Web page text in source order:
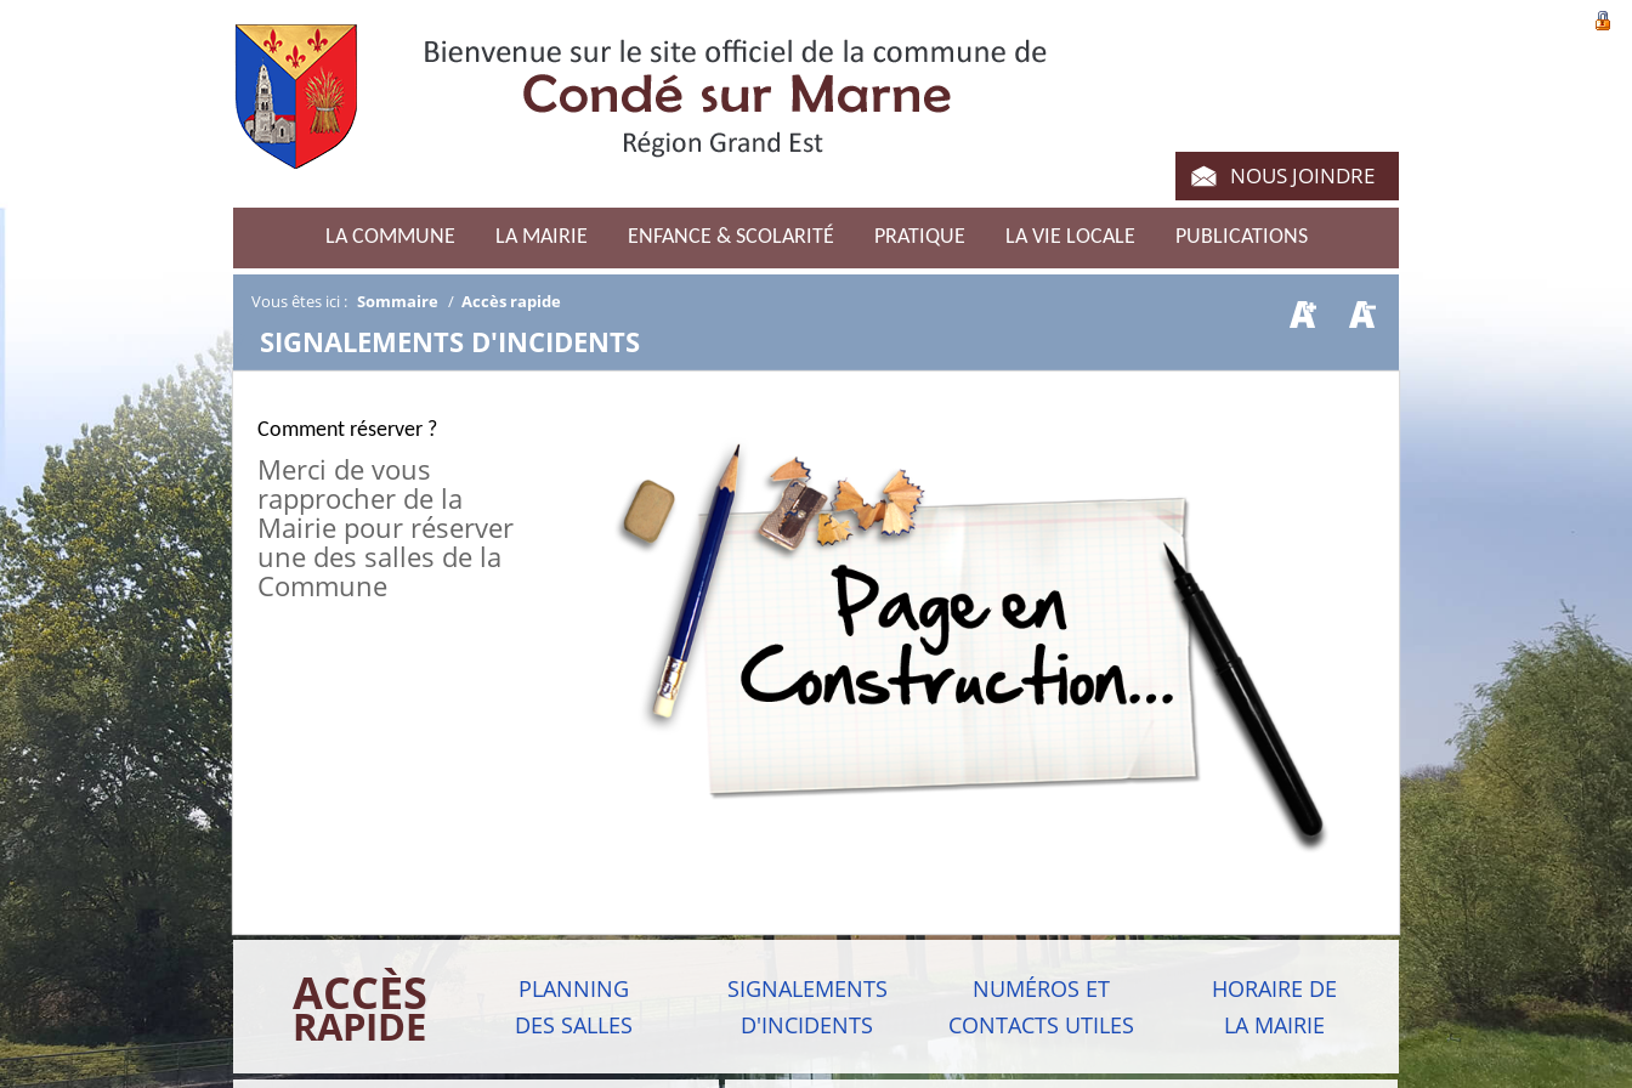
NOUS JOINDRE
LA COMMUNE LA MAIRIE ENFANCE & SCOLARITÉ PRATIQUE LA VIE LOCALE PUBLICATIONS
Vous êtes ici : Sommaire / Accès rapide
/ SIGNALEMENTS D'INCIDENTS
Comment réserver ?
Merci de vous
rapprocher de la
Mairie pour réserver
une des salles de la
Commune
ACCÈS
RAPIDE
PLANNING
DES SALLES
SIGNALEMENTS
D'INCIDENTS
NUMÉROS ET
CONTACTS UTILES
HORAIRE DE
LA MAIRIE